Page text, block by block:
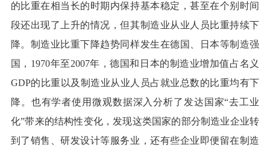
的比重在相当长的时期内保持基本稳定，甚至在个别时间
段还出现了上升的情况，但其制造业从业人员比重持续下
降。制造业比重下降趋势同样发生在德国、日本等制造强
国，1970年至2007年，德国和日本的制造业增加值占名义
GDP的比重以及制造业从业人员占就业总数的比重均有下
降。也有学者使用微观数据深入分析了发达国家“去工业
化”带来的结构性变化，发现这类国家的部分制造业企业转
到了销售、研发设计等服务业，还有些企业即便留在制造